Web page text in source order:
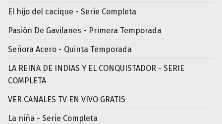
El hijo del cacique - Serie Completa
Pasión De Gavilanes - Primera Temporada
Señora Acero - Quinta Temporada
LA REINA DE INDIAS Y EL CONQUISTADOR - SERIE
COMPLETA
VER CANALES TV EN VIVO GRATIS
La niña - Serie Completa